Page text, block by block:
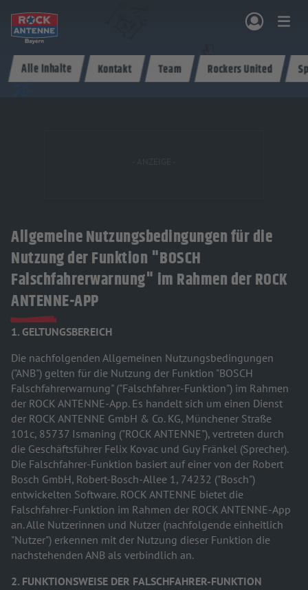
& PROGRAMM AKTIONEN & KONZERTE MUSIK ROCKCOMMUNITY SHOPPEN
Alle Inhalte Kontakt Team Rockers United
Allgemeine Nutzungsbedingungen für die
Nutzung der Funktion "BOSCH
Falschfahrerwarnung" im Rahmen der ROCK
ANTENNE-APP
1. GELTUNGSBEREICH
Die nachfolgenden Allgemeinen Nutzungsbedingungen
("ANB") gelten für die Nutzung der Funktion "BOSCH
Falschfahrerwarnung" ("Falschfahrer-Funktion") im Rahmen
der ROCK ANTENNE-App. Es handelt sich um einen Dienst
der ROCK ANTENNE GmbH & Co. KG, Münchener Straße
101c, 85737 Ismaning ("ROCK ANTENNE"), vertreten durch
die Geschäftsführer Felix Kovac und Guy Fränkel (Sprecher).
Die Falschfahrer-Funktion basiert auf einer von der Robert
Bosch GmbH, Robert-Bosch-Allee 1, 74232 ("Bosch")
entwickelten Software. ROCK ANTENNE bietet die
Falschfahrer-Funktion im Rahmen der ROCK ANTENNE-App
an. Alle Nutzerinnen und Nutzer (nachfolgende einheitlich
"Nutzer") erkennen mit der Nutzung dieser Funktion die
nachstehenden ANB als verbindlich an.
2. FUNKTIONSWEISE DER FALSCHFAHRER-FUNKTION